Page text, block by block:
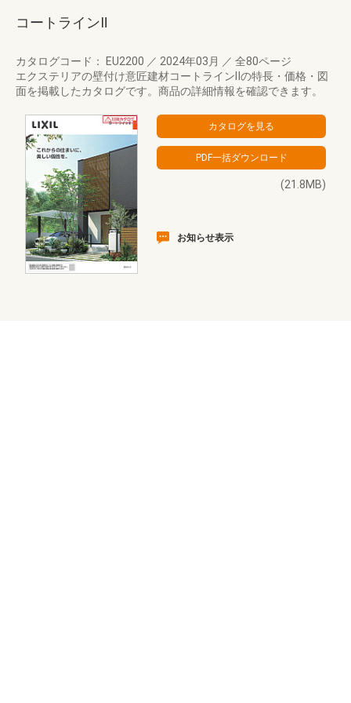
コートラインⅡ
カタログコード： EU2200 ／ 2024年03月 ／ 全80ページ
エクステリアの壁付け意匠建材コートラインⅡの特長・価格・図
面を掲載したカタログです。商品の詳細情報を確認できます。
(21.8MB)
お知らせ表示